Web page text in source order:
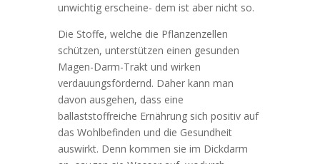
unwichtig erscheine- dem ist aber nicht so.
Die Stoffe, welche die Pflanzenzellen
schützen, unterstützen einen gesunden
Magen-Darm-Trakt und wirken
verdauungsfördernd. Daher kann man
davon ausgehen, dass eine
ballaststoffreiche Ernährung sich positiv auf
das Wohlbefinden und die Gesundheit
auswirkt. Denn kommen sie im Dickdarm